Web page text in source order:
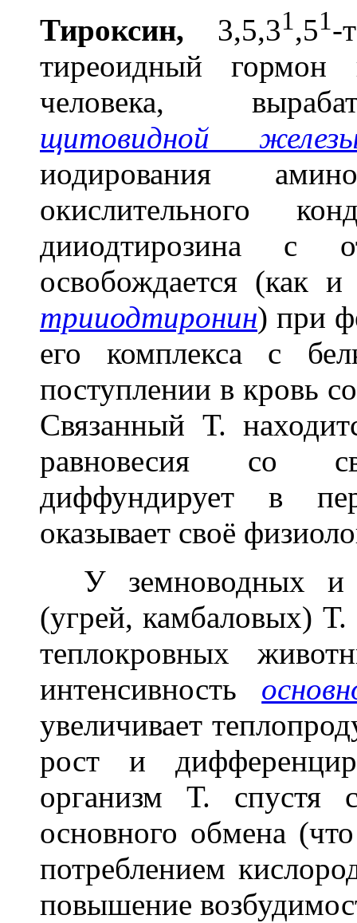
Тироксин, 3,5,31,51-
тиреоидный
человека,
щитовидной
иодирования
окислительного
дииодтирозина с
освобождается (как
трииодтиронин) при
его комплекса с
поступлении в кровь
Связанный Т.
равновесия со
диффундирует в
оказывает своё
У земноводных и
(угрей, камбаловых)
теплокровных
интенсивность
увеличивает
рост и
организм Т. спустя
основного обмена
потреблением
повышение